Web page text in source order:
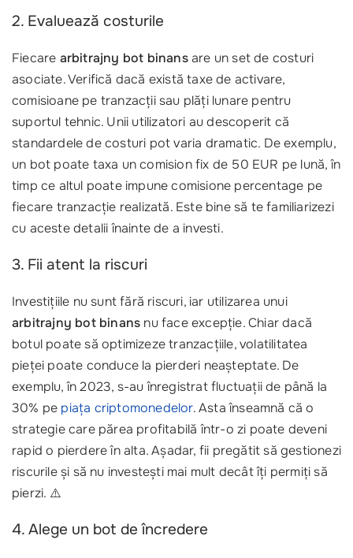
2. Evaluează costurile
Fiecare arbitrajny bot binansare un set de costuri
asociate. Verifică dacă există taxe de activare,
comisioane pe tranzacții sau plăți lunare pentru
suportul tehnic. Unii utilizatori au descoperit că
standardele de costuri pot varia dramatic. De exemplu,
un bot poate taxa un comision fix de 50 EUR pe lună, în
timp ce altul poate impune comisione percentage pe
fiecare tranzacție realizată. Este bine să te familiarizezi
cu aceste detalii înainte de a investi.
3. Fii atent la riscuri
Investițiile nu sunt fără riscuri, iar utilizarea unui
arbitrajny bot binans nu face excepție. Chiar dacă
botul poate să optimizeze tranzacțiile, volatilitatea
pieței poate conduce la pierderi neașteptate. De
exemplu, în 2023, s-au înregistrat fluctuații de până la
30% pe piața criptomonedelor. Asta înseamnă că o
strategie care părea profitabilă într-o zi poate deveni
rapid o pierdere în alta. Așadar, fii pregătit să gestionezi
riscurile și să nu investești mai mult decât îți permiți să
pierzi. ⚠️
4. Alege un bot de încredere